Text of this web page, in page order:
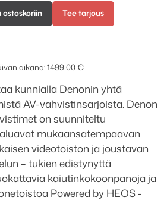
ostoskoriin Tee tarjous
aikana:1499,00€
kunnialla Denonin yhtä
AV-vahvistinsarjoista. Denon
on suunniteltu
mukaansatempaavan
videotoiston ja joustavan
– tukien edistynyttä
kaiutinkokoonpanoja ja
Powered by HEOS -